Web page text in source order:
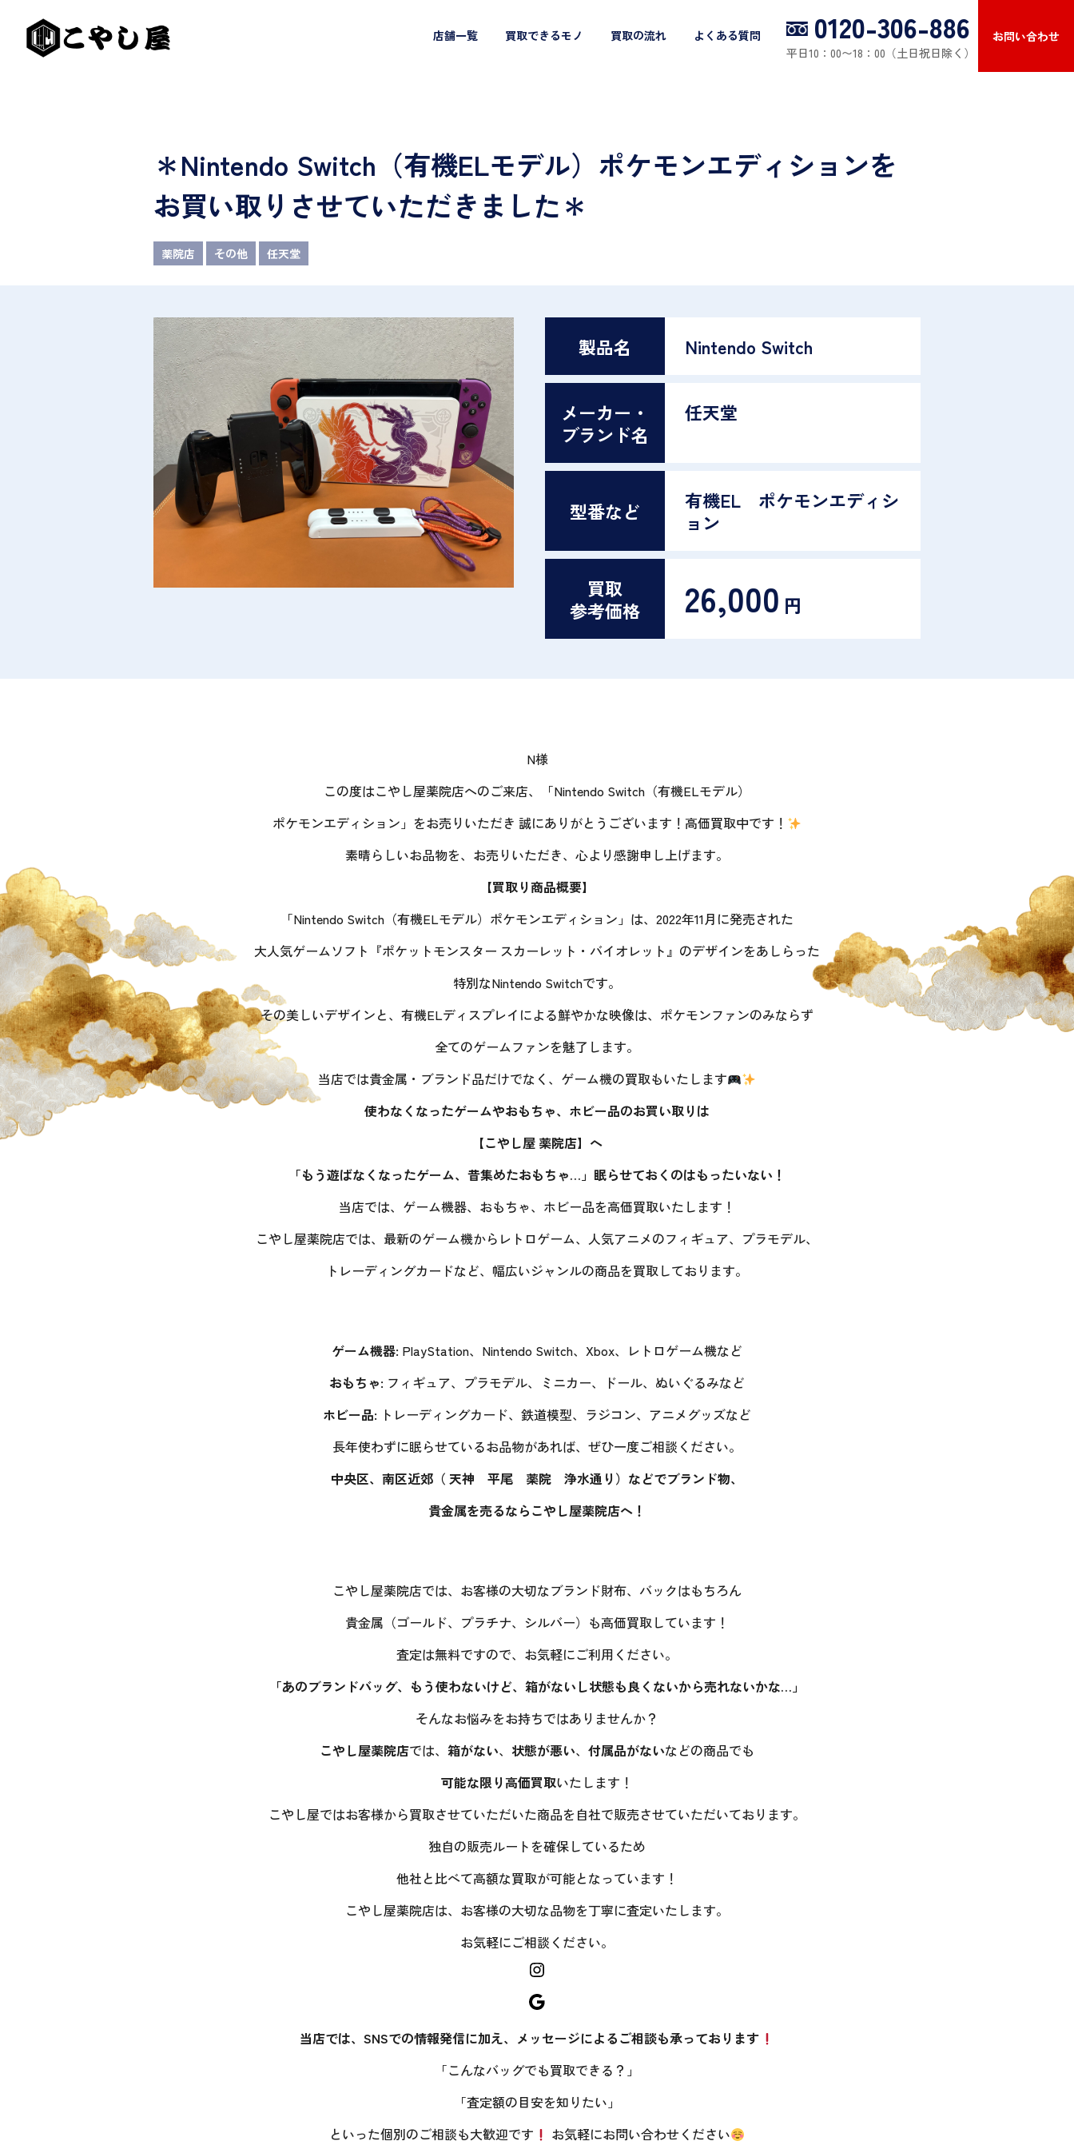
店舗一覧 買取できるモノ 買取の流れ よくある質問 0120-306-886
平日10：00〜18：00（土日祝日除く）
お問い合わせ
＊Nintendo Switch（有機ELモデル）ポケモンエディションを
お買い取りさせていただきました＊
薬院店 その他 任天堂
製品名 Nintendo Switch
メーカー・
ブランド名
任天堂
型番など
有機EL ポケモンエディシ
ョン
買取
参考価格
26,000 円
N様
この度はこやし屋薬院店へのご来店、「Nintendo Switch（有機ELモデル）
ポケモンエディション」をお売りいただき 誠にありがとうございます！高価買取中です！
素晴らしいお品物を、お売りいただき、心より感謝申し上げます。
【買取り商品概要】
「Nintendo Switch（有機ELモデル）ポケモンエディション」は、2022年11月に発売された
大人気ゲームソフト『ポケットモンスター スカーレット・バイオレット』のデザインをあしらった
特別なNintendo Switchです。
その美しいデザインと、有機ELディスプレイによる鮮やかな映像は、ポケモンファンのみならず
全てのゲームファンを魅了します。
当店では貴金属・ブランド品だけでなく、ゲーム機の買取もいたします
使わなくなったゲームやおもちゃ、ホビー品のお買い取りは
【こやし屋 薬院店】 へ
「もう遊ばなくなったゲーム、昔集めたおもちゃ…」眠らせておくのはもったいない！
当店では、ゲーム機器、おもちゃ、ホビー品を高価買取いたします！
こやし屋薬院店では、最新のゲーム機からレトロゲーム、人気アニメのフィギュア、プラモデル、
トレーディングカードなど、幅広いジャンルの商品を買取しております。
ゲーム機器: PlayStation、Nintendo Switch、Xbox、レトロゲーム機など
おもちゃ: フィギュア、プラモデル、ミニカー、ドール、ぬいぐるみなど
ホビー品: トレーディングカード、鉄道模型、ラジコン、アニメグッズなど
長年使わずに眠らせているお品物があれば、ぜひ一度ご相談ください。
中央区、南区近郊（ 天神 平尾 薬院 浄水通り）などでブランド物、
貴金属を売るならこやし屋薬院店へ！
こやし屋薬院店では、お客様の大切なブランド財布、バックはもちろん
貴金属（ゴールド、プラチナ、シルバー）も高価買取しています！
査定は無料ですので、お気軽にご利用ください。
「あのブランドバッグ、もう使わないけど、箱がないし状態も良くないから売れないかな…」
そんなお悩みをお持ちではありませんか？
こやし屋薬院店では、 箱がない、 状態が悪い、 付属品がないなどの商品でも
可能な限り高価買取いたします！
こやし屋ではお客様から買取させていただいた商品を自社で販売させていただいております。
独自の販売ルートを確保しているため
他社と比べて高額な買取が可能となっています！
こやし屋薬院店は、お客様の大切な品物を丁寧に査定いたします。
お気軽にご相談ください。
当店では、SNSでの情報発信に加え、メッセージによるご相談も承っております
「こんなバッグでも買取できる？」
「査定額の目安を知りたい」
といった個別のご相談も大歓迎です
お気軽にお問い合わせください